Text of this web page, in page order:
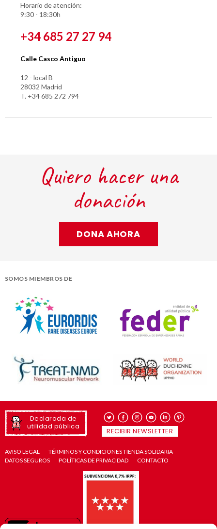
Horario de atención:
9:30 - 18:30h
+34 685 27 27 94
Calle Casco Antiguo
12 - local B
28032 Madrid
T. +34 685 272 794
Quiero hacer una
donación
DONA AHORA
SOMOS MIEMBROS DE
Declarada de
utilidad pública
RECIBIR NEWSLETTER
AVISO LEGAL
TÉRMINOS Y CONDICIONES TIENDA SOLIDARIA
DATOS SEGUROS
POLÍTICAS DE PRIVACIDAD CONTACTO